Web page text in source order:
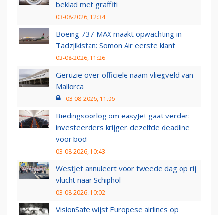
beklad met graffiti
03-08-2026, 12:34
Boeing 737 MAX maakt opwachting in
Tadzjikistan: Somon Air eerste klant
03-08-2026, 11:26
Geruzie over officiële naam vliegveld van
Mallorca
03-08-2026, 11:06
Biedingsoorlog om easyJet gaat verder:
investeerders krijgen dezelfde deadline
voor bod
03-08-2026, 10:43
WestJet annuleert voor tweede dag op rij
vlucht naar Schiphol
03-08-2026, 10:02
VisionSafe wijst Europese airlines op